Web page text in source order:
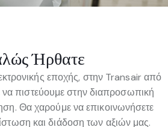
Ήρθατε
εποχής, στην Transair από
να πιστεύουμε στην διαπροσωπική
Θα χαρούμε να επικοινωνήσετε
και διάδοση των αξιών μας.